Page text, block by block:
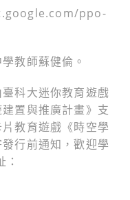
ppo-
教師蘇健倫。
科大迷你教育遊戲
置與推廣計畫》支
教育遊戲《時空學
行前通知，歡迎學